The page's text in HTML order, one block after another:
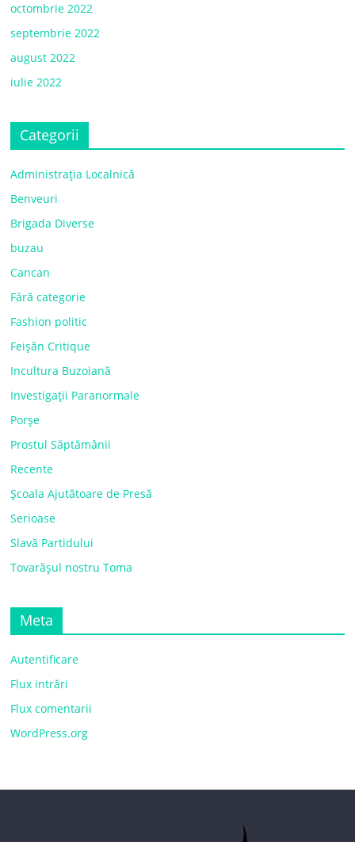
octombrie 2022
septembrie 2022
august 2022
iulie 2022
Categorii
Administrația Localnică
Benveuri
Brigada Diverse
buzau
Cancan
Fără categorie
Fashion politic
Feișăn Critique
Incultura Buzoiană
Investigații Paranormale
Porșe
Prostul Săptămânii
Recente
Școala Ajutătoare de Presă
Serioase
Slavă Partidului
Tovarășul nostru Toma
Meta
Autentificare
Flux intrări
Flux comentarii
WordPress.org